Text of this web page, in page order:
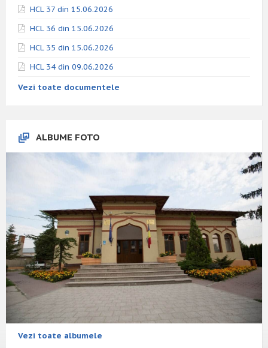
HCL 37 din 15.06.2026
HCL 36 din 15.06.2026
HCL 35 din 15.06.2026
HCL 34 din 09.06.2026
Vezi toate documentele
ALBUME FOTO
Vezi toate albumele